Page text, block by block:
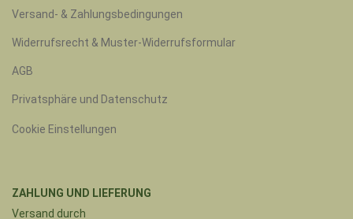
Versand- & Zahlungsbedingungen
Widerrufsrecht & Muster-Widerrufsformular
AGB
Privatsphäre und Datenschutz
Cookie Einstellungen
ZAHLUNG UND LIEFERUNG
Versand durch